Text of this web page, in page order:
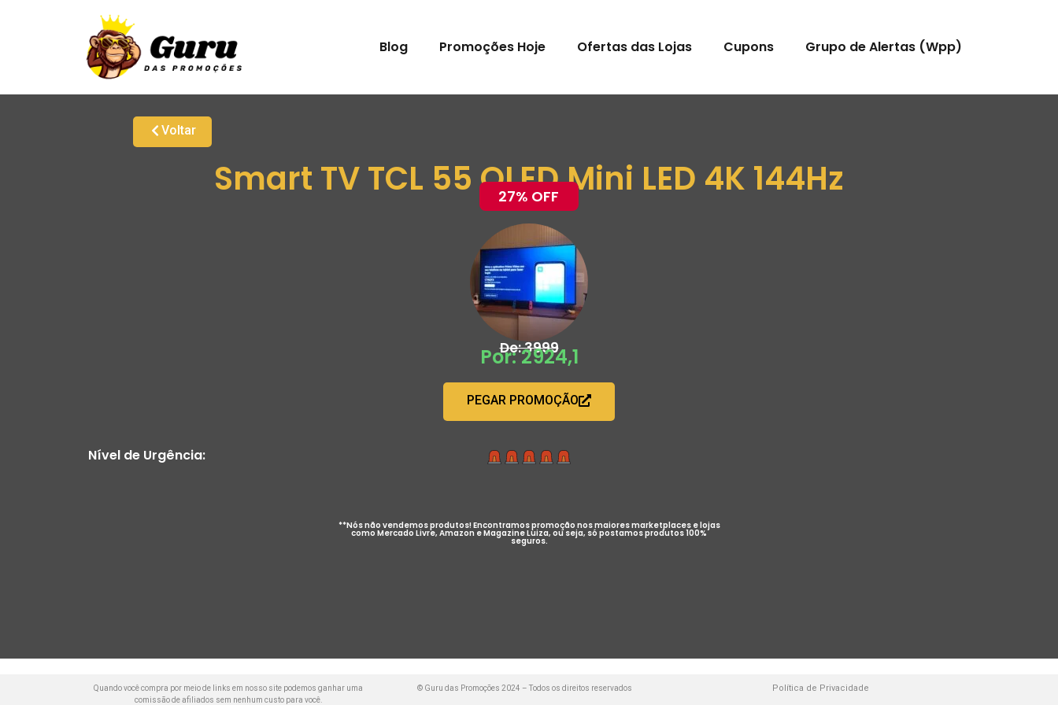
Blog Promoções Hoje Ofertas das Lojas Cupons Grupo de Alertas (Wpp)
Voltar
Smart TV TCL 55 QLED Mini LED 4K 144Hz
27% OFF
De: 3999
Por: 2924,1
PEGAR PROMOÇÃO
Nível de Urgência:
**Nós não vendemos produtos! Encontramos promoção nos maiores marketplaces e lojas
como Mercado Livre, Amazon e Magazine Luiza, ou seja, só postamos produtos 100%
seguros.
Quando você compra por meio de links em nosso site podemos ganhar uma
comissão de afiliados sem nenhum custo para você.
© Guru das Promoções 2024 – Todos os direitos reservados Política de Privacidade